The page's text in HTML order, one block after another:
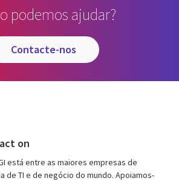
podemos ajudar?
contacte-nos
on
está entre as maiores empresas de
de TI e de negócio do mundo. Apoiamos-